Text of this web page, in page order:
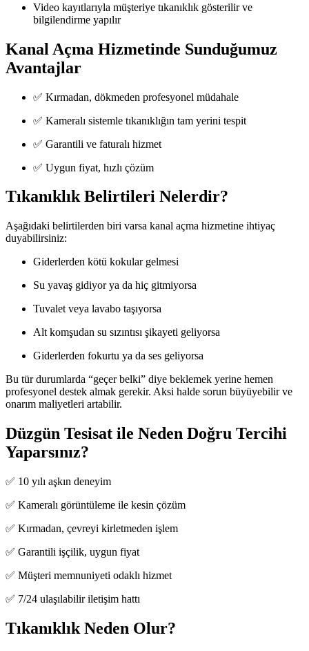
Video kayıtlarıyla müşteriye tıkanıklık gösterilir ve
bilgilendirme yapılır
Kanal Açma Hizmetinde Sunduğumuz
Avantajlar
✅ Kırmadan, dökmeden profesyonel müdahale
✅ Kameralı sistemle tıkanıklığın tam yerini tespit
✅ Garantili ve faturalı hizmet
✅ Uygun fiyat, hızlı çözüm
Tıkanıklık Belirtileri Nelerdir?
Aşağıdaki belirtilerden biri varsa kanal açma hizmetine ihtiyaç
duyabilirsiniz:
Giderlerden kötü kokular gelmesi
Su yavaş gidiyor ya da hiç gitmiyorsa
Tuvalet veya lavabo taşıyorsa
Alt komşudan su sızıntısı şikayeti geliyorsa
Giderlerden fokurtu ya da ses geliyorsa
Bu tür durumlarda “geçer belki” diye beklemek yerine hemen
profesyonel destek almak gerekir. Aksi halde sorun büyüyebilir ve
onarım maliyetleri artabilir.
Düzgün Tesisat ile Neden Doğru Tercihi
Yaparsınız?
✅ 10 yılı aşkın deneyim
✅ Kameralı görüntüleme ile kesin çözüm
✅ Kırmadan, çevreyi kirletmeden işlem
✅ Garantili işçilik, uygun fiyat
✅ Müşteri memnuniyeti odaklı hizmet
✅ 7/24 ulaşılabilir iletişim hattı
Tıkanıklık Neden Olur?